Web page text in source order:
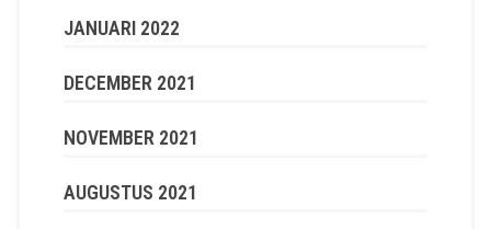
JANUARI 2022
DECEMBER 2021
NOVEMBER 2021
AUGUSTUS 2021